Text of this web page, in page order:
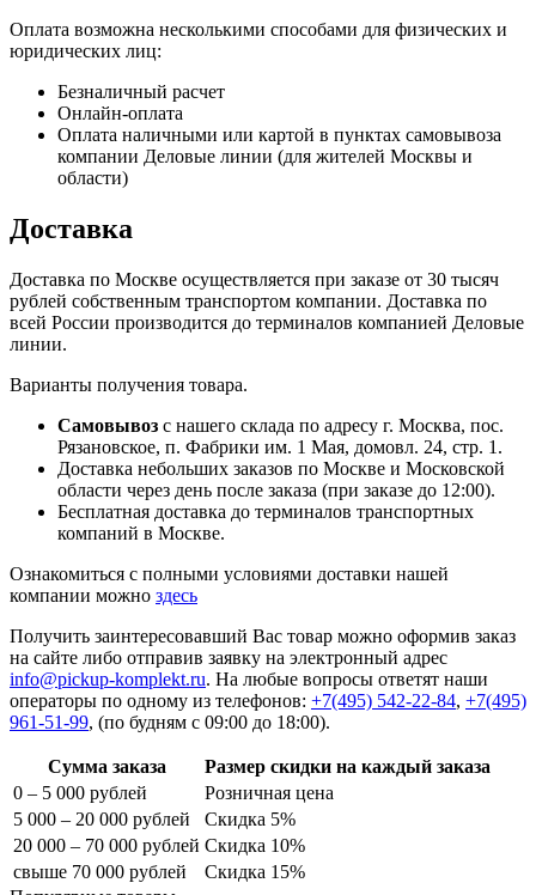
Оплата возможна несколькими способами для физических и
юридических лиц:
Безналичный расчет
Онлайн-оплата
Оплата наличными или картой в пунктах самовывоза
компании Деловые линии (для жителей Москвы и
области)
Доставка
Доставка по Москве осуществляется при заказе от 30 тысяч
рублей собственным транспортом компании. Доставка по
всей России производится до терминалов компанией Деловые
линии.
Варианты получения товара.
Самовывоз с нашего склада по адресу г. Москва, пос.
Рязановское, п. Фабрики им. 1 Мая, домовл. 24, стр. 1.
Доставка небольших заказов по Москве и Московской
области через день после заказа (при заказе до 12:00).
Бесплатная доставка до терминалов транспортных
компаний в Москве.
Ознакомиться с полными условиями доставки нашей
компании можно здесь
Получить заинтересовавший Вас товар можно оформив заказ
на сайте либо отправив заявку на электронный адрес
info@pickup-komplekt.ru. На любые вопросы ответят наши
операторы по одному из телефонов: +7(495) 542-22-84, +7(495)
961-51-99, (по будням с 09:00 до 18:00).
Сумма заказа
Размер скидки на каждый заказа
0 – 5 000 рублей
Розничная цена
5 000 – 20 000 рублей
Скидка 5%
20 000 – 70 000 рублей Скидка 10%
свыше 70 000 рублей
Скидка 15%